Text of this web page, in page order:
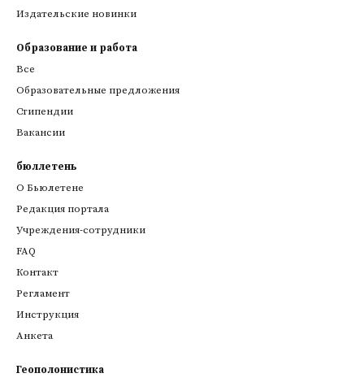
Издательские новинки
Образование и работа
Все
Образовательные предложения
Стипендии
Вакансии
бюллетень
О Бьюлетене
Редакция портала
Учреждения-сотрудники
FAQ
Контакт
Регламент
Инструкция
Анкета
Геополонистика